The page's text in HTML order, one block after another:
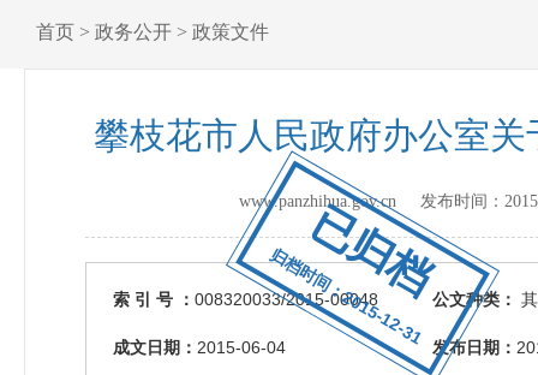
已归档
归档时间：2015-12-31
首页 > 政务公开 > 政策文件
攀枝花市人民政府办公室
www.panzhihua.gov.cn 发布时间：
索 引 号 ： 008320033/2015-00048 公文种类：
成文日期： 2015-06-04 发布日期：